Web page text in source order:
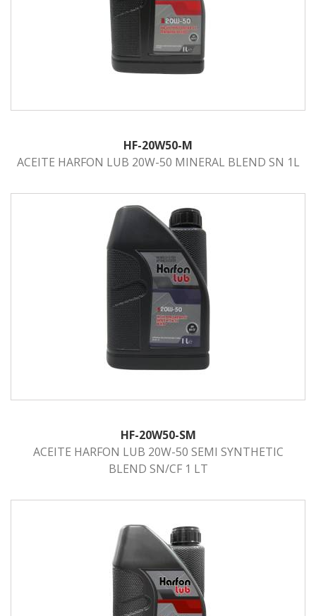
HF-20W50-M
ACEITE HARFON LUB 20W-50 MINERAL BLEND SN 1L
HF-20W50-SM
ACEITE HARFON LUB 20W-50 SEMI SYNTHETIC
BLEND SN/CF 1 LT